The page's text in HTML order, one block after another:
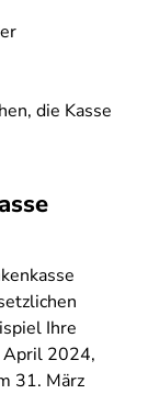
die Kasse
Ihre
April 2024,
31. März